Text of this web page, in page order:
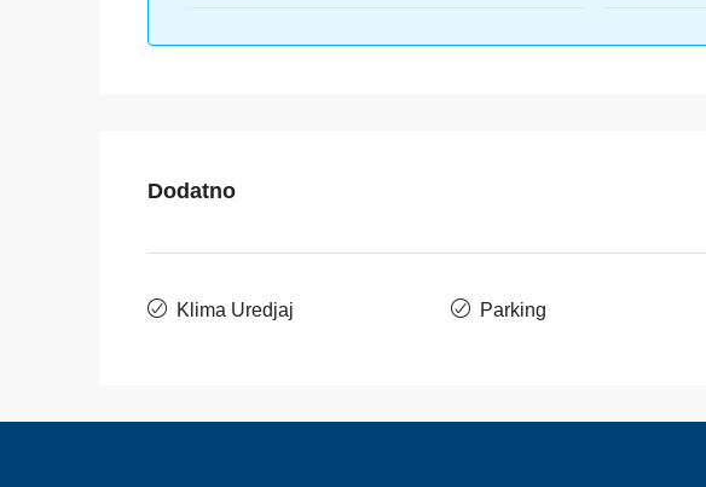
Dodatno
Klima Uredjaj Parking